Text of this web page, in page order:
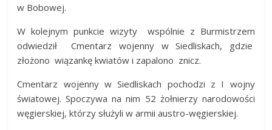
w Bobowej.
W kolejnym punkcie wizyty wspólnie z Burmistrzem
odwiedził Cmentarz wojenny w Siedliskach, gdzie
złożono wiązankę kwiatów i zapalono znicz.
Cmentarz wojenny w Siedliskach pochodzi z I wojny
światowej. Spoczywa na nim 52 żołnierzy narodowości
węgierskiej, którzy służyli w armii austro-węgierskiej.